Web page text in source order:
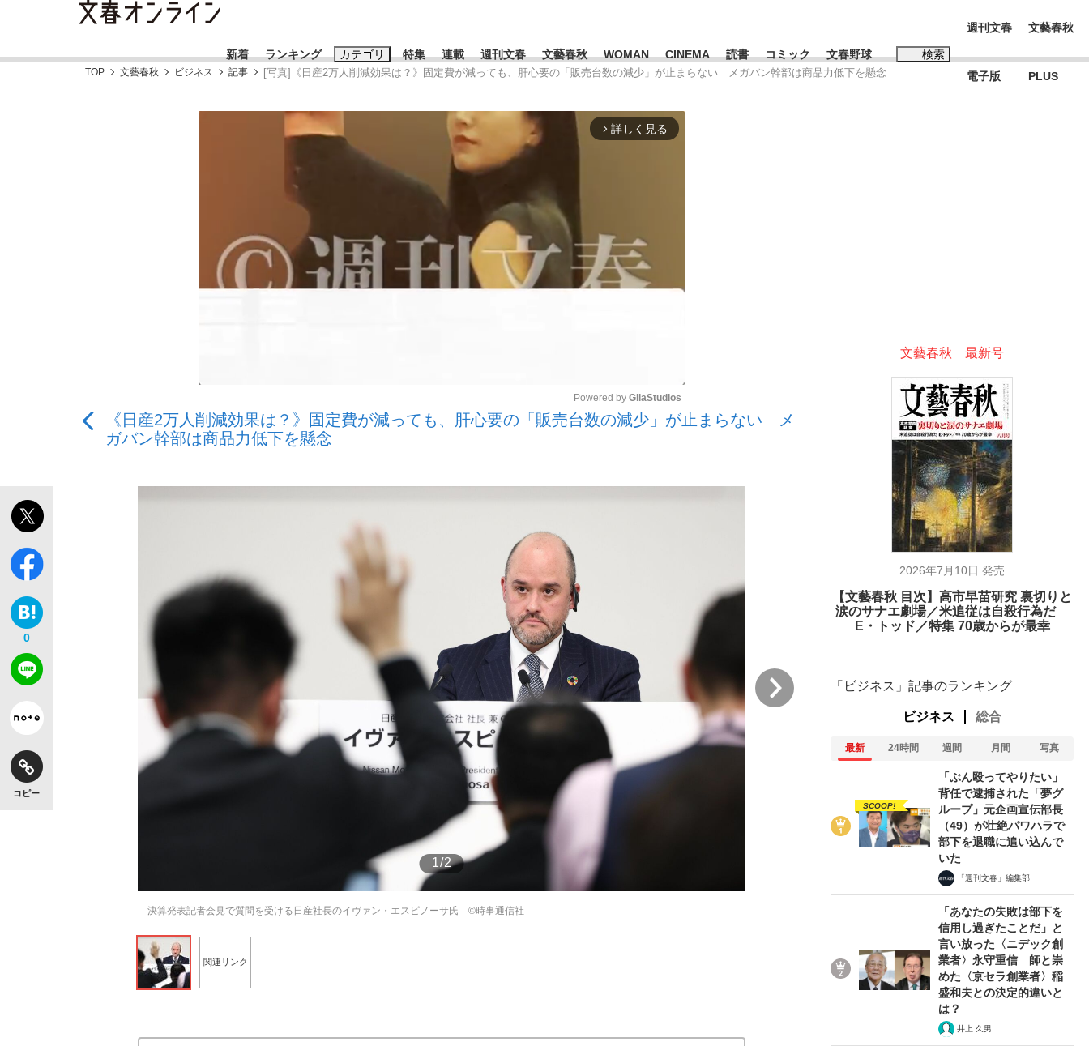
新着 ランキング カテゴリ
「クマが悪者扱いされているのが悲しい」『北の国から』倉本聰氏（91...
「目標達成できなかったからと言って…」サッカー日本代表・森保一監督...
特集
いまさら聞けない資産運用のすべて
もっと見る
連載 週刊文春 文藝春秋 WOMAN CINEMA 読書 コミック 文春野球 検索
おすすめのキーワードタグ一覧
#高市早苗 #森岡毅
週刊文春
電子版
文藝春秋
PLUS
TOP 文藝春秋 ビジネス 記事 [写真]《日産2万人削減効果は？》固定費が減っても、肝心要の「販売台数の減少」が止まらない メガバン幹部は商品力低下を懸念
arrow_forward_ios 詳しく見る
Powered by GliaStudios
《日産2万人削減効果は？》固定費が減っても、肝心要の「販売台数の減少」が止まらない メ
ガバン幹部は商品力低下を懸念
0
コピー
1/2
決算発表記者会見で質問を受ける日産社長のイヴァン・エスピノーサ氏 ©時事通信社
《日産2万人削減効果は？》固定費が減っても、肝心要
部は商品力低下を懸念
【今月の丸の内コンフィデンシャル】生涯投資家、強
攻勢”の真贋、ソニー生命への「飛び火」は必然だった
関連リンク
文藝春秋 最新号
2026年7月10日 発売
【文藝春秋 目次】高市早苗研究 裏切りと
涙のサナエ劇場／米追従は自殺行為だ
E・トッド／特集 70歳からが最幸
「ビジネス」記事のランキング
ビジネス 総合
最新 24時間 週間 月間 写真
SCOOP!
「ぶん殴ってやりたい」
背任で逮捕された「夢グ
ループ」元企画宣伝部長
（49）が壮絶パワハラで
部下を退職に追い込んで
いた
「週刊文春」編集部
「あなたの失敗は部下を
信用し過ぎたことだ」と
言い放った〈ニデック創
業者〉永守重信 師と崇
めた〈京セラ創業者〉稲
盛和夫との決定的違いと
は？
井上 久男